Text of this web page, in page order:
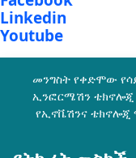
Facebook
Linkedin
Youtube
መንግስት የቀድሞው
ኢንፎርሜሽን ቴክኖሎጂ